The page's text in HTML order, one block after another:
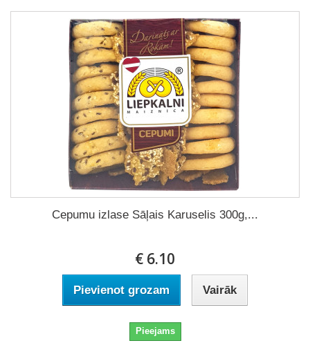
Cepumu izlase Sāļais Karuselis 300g,...
€ 6.10
Pievienot grozam Vairāk
Pieejams